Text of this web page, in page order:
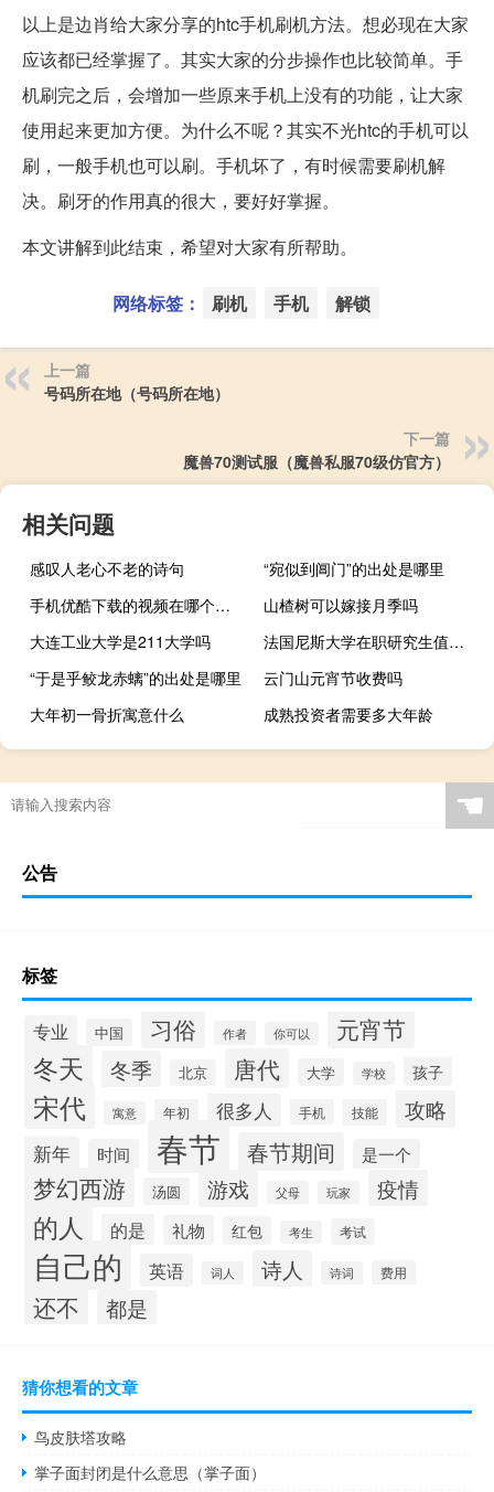
以上是边肖给大家分享的htc手机刷机方法。想必现在大家
应该都已经掌握了。其实大家的分步操作也比较简单。手
机刷完之后，会增加一些原来手机上没有的功能，让大家
使用起来更加方便。为什么不呢？其实不光htc的手机可以
刷，一般手机也可以刷。手机坏了，有时候需要刷机解
决。刷牙的作用真的很大，要好好掌握。
本文讲解到此结束，希望对大家有所帮助。
网络标签： 刷机 手机 解锁
上一篇
号码所在地（号码所在地）
下一篇
魔兽70测试服（魔兽私服70级仿官方）
相关问题
感叹人老心不老的诗句
“宛似到阊门”的出处是哪里
手机优酷下载的视频在哪个文件夹为啥是空的（手机优酷下载的视频在哪个文件夹）
山楂树可以嫁接月季吗
大连工业大学是211大学吗
法国尼斯大学在职研究生值不值得报考
“于是乎鲛龙赤螭”的出处是哪里
云门山元宵节收费吗
大年初一骨折寓意什么
成熟投资者需要多大年龄
☚
公告
标签
专业 中国 习俗 作者 你可以 元宵节
冬天 冬季 北京 唐代 大学 学校 孩子
宋代 寓意 年初 很多人 手机 技能 攻略
新年 时间 春节 春节期间 是一个
梦幻西游 汤圆 游戏 父母 玩家 疫情
的人 的是 礼物 红包 考生 考试
自己的 英语 词人 诗人 诗词 费用
还不 都是
猜你想看的文章
鸟皮肤塔攻略
掌子面封闭是什么意思（掌子面）